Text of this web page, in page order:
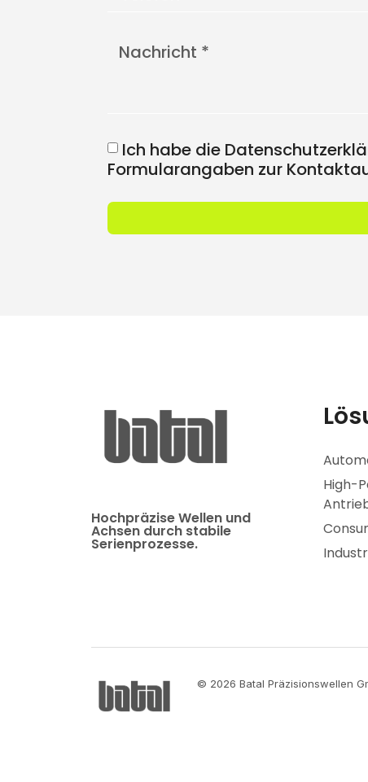
Ich habe die
Formularangaben zur
Hochpräzise Wellen und
Achsen durch stabile
Serienprozesse.
High-
© 2026 Batal Präzisionswellen